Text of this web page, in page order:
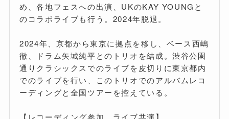
め、各地フェスへの出演、UKのKAY YOUNGと
のコラボライブも行う。2024年脱退。
2024年、京都から東京に拠点を移し、ベース西嶋
徹、ドラム矢城純平とのトリオを結成。渋谷公園
通りクラシックスでのライブを皮切りに東京都内
でのライブを行い、このトリオでのアルバムレコ
ーディングと全国ツアーを控えている。
【レコーディング参加、ライブ共演】